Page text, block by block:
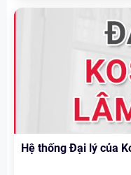
Hệ thống Đại lý của